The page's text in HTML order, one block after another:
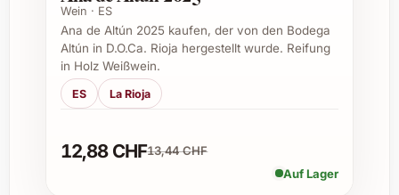
Grad Celsius.
Ist der Jahrgang 2021 ein gutes Investment?
herausragend und bietet neben Genuss
auch Wertsteigerungspotenzial für
Wein · ES
Ana de Altún 2025 kaufen, der von den Bodega
Altún in D.O.Ca. Rioja hergestellt wurde. Reifung
in Holz Weißwein.
ES La Rioja
12,88 CHF13,44 CHF
Auf Lager